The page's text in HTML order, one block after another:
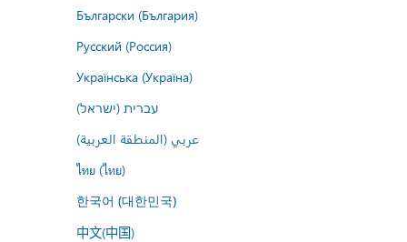
Български (България)
Русский (Россия)
Українська (Україна)
עברית (ישראל)
عربي (المنطقة العربية)
ไทย (ไทย)
한국어 (대한민국)
中文(中国)